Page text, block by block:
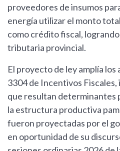
proveedores de insumos
energía utilizar el monto
como crédito fiscal,
tributaria provincial.
El proyecto de ley amplía los
3304 de Incentivos
que resultan determinantes
la estructura productiva
fueron proyectadas por el
en oportunidad de su